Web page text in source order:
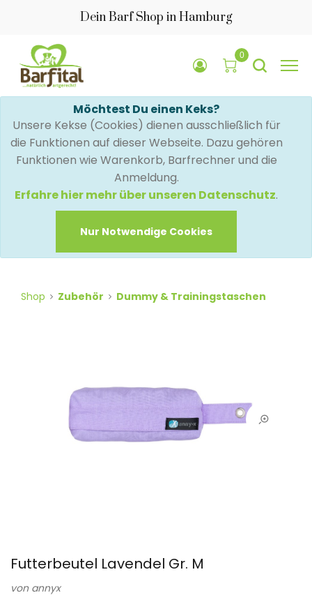
Dein Barf Shop in Hamburg
0
Möchtest Du einen Keks?
Unsere Kekse (Cookies) dienen ausschließlich für
die Funktionen auf dieser Webseite. Dazu gehören
Funktionen wie Warenkorb, Barfrechner und die
Anmeldung.
Erfahre hier mehr über unseren Datenschutz.
Nur Notwendige Cookies
Shop Zubehör Dummy & Trainingstaschen
Futterbeutel Lavendel Gr. M
von annyx